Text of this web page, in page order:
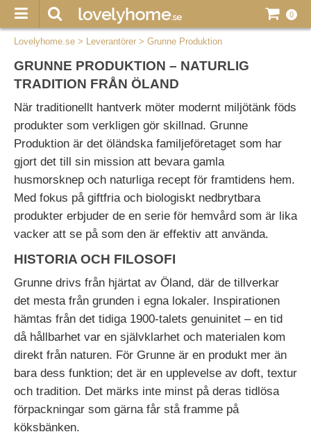
0
Lovelyhome.se > Leverantörer > Grunne Produktion
GRUNNE PRODUKTION – NATURLIG
TRADITION FRÅN ÖLAND
När traditionellt hantverk möter modernt miljötänk föds
produkter som verkligen gör skillnad. Grunne
Produktion är det öländska familjeföretaget som har
gjort det till sin mission att bevara gamla
husmorsknep och naturliga recept för framtidens hem.
Med fokus på giftfria och biologiskt nedbrytbara
produkter erbjuder de en serie för hemvård som är lika
vacker att se på som den är effektiv att använda.
HISTORIA OCH FILOSOFI
Grunne drivs från hjärtat av Öland, där de tillverkar
det mesta från grunden i egna lokaler. Inspirationen
hämtas från det tidiga 1900-talets genuinitet – en tid
då hållbarhet var en självklarhet och materialen kom
direkt från naturen. För Grunne är en produkt mer än
bara dess funktion; det är en upplevelse av doft, textur
och tradition. Det märks inte minst på deras tidlösa
förpackningar som gärna får stå framme på
köksbänken.